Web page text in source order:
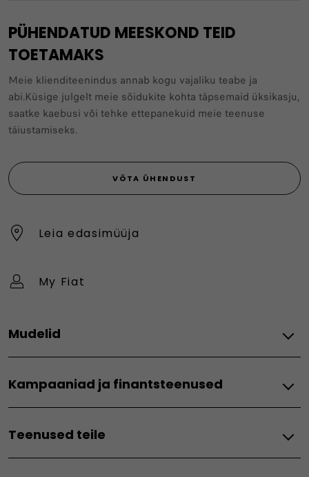
PÜHENDATUD MEESKOND TEID
TOETAMAKS
Meie klienditeenindus annab kogu vajaliku teabe ja
abi.Küsige julgelt meie sõidukite kohta täpsemaid üksikasju,
saatke kaebusi või tehke ettepanekuid meie teenuse
täiustamiseks.
VÕTA ÜHENDUST
Leia edasimüüja
My Fiat
Mudelid
Doblo
e-Scudo
Ducato
Kampaaniad ja finantsteenused
Kampaaniad
Teenused teile